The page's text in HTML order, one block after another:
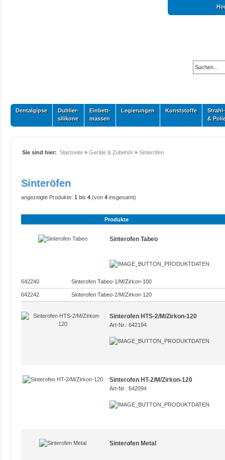
Dentalgipse
Dublier-
silikone
Einbett-
massen
Legierungen Kunststoffe
Strahl-
&
Sie sind hier: Startseite » Geräte & Zubehör » Sinteröfen
Sinteröfen
angezeigte Produkte: 1 bis 4 (von 4 insgesamt)
Produkte
Sinterofen Tabeo
642240 Sinterofen Tabeo-1/M/Zirkon-100
642242 Sinterofen Tabeo-2/M/Zirkon-120
Sinterofen HTS-2/M/Zirkon-120
Art-Nr.: 642194
Sinterofen HT-2/M/Zirkon-120
Art-Nr.: 642094
Sinterofen Metal